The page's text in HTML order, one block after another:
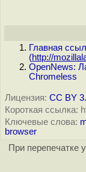
Главная
(http://
OpenNews:
Chromeless
Лицензия: CC BY
Короткая ссылка:
Ключевые слова:
browser
При перепечатке